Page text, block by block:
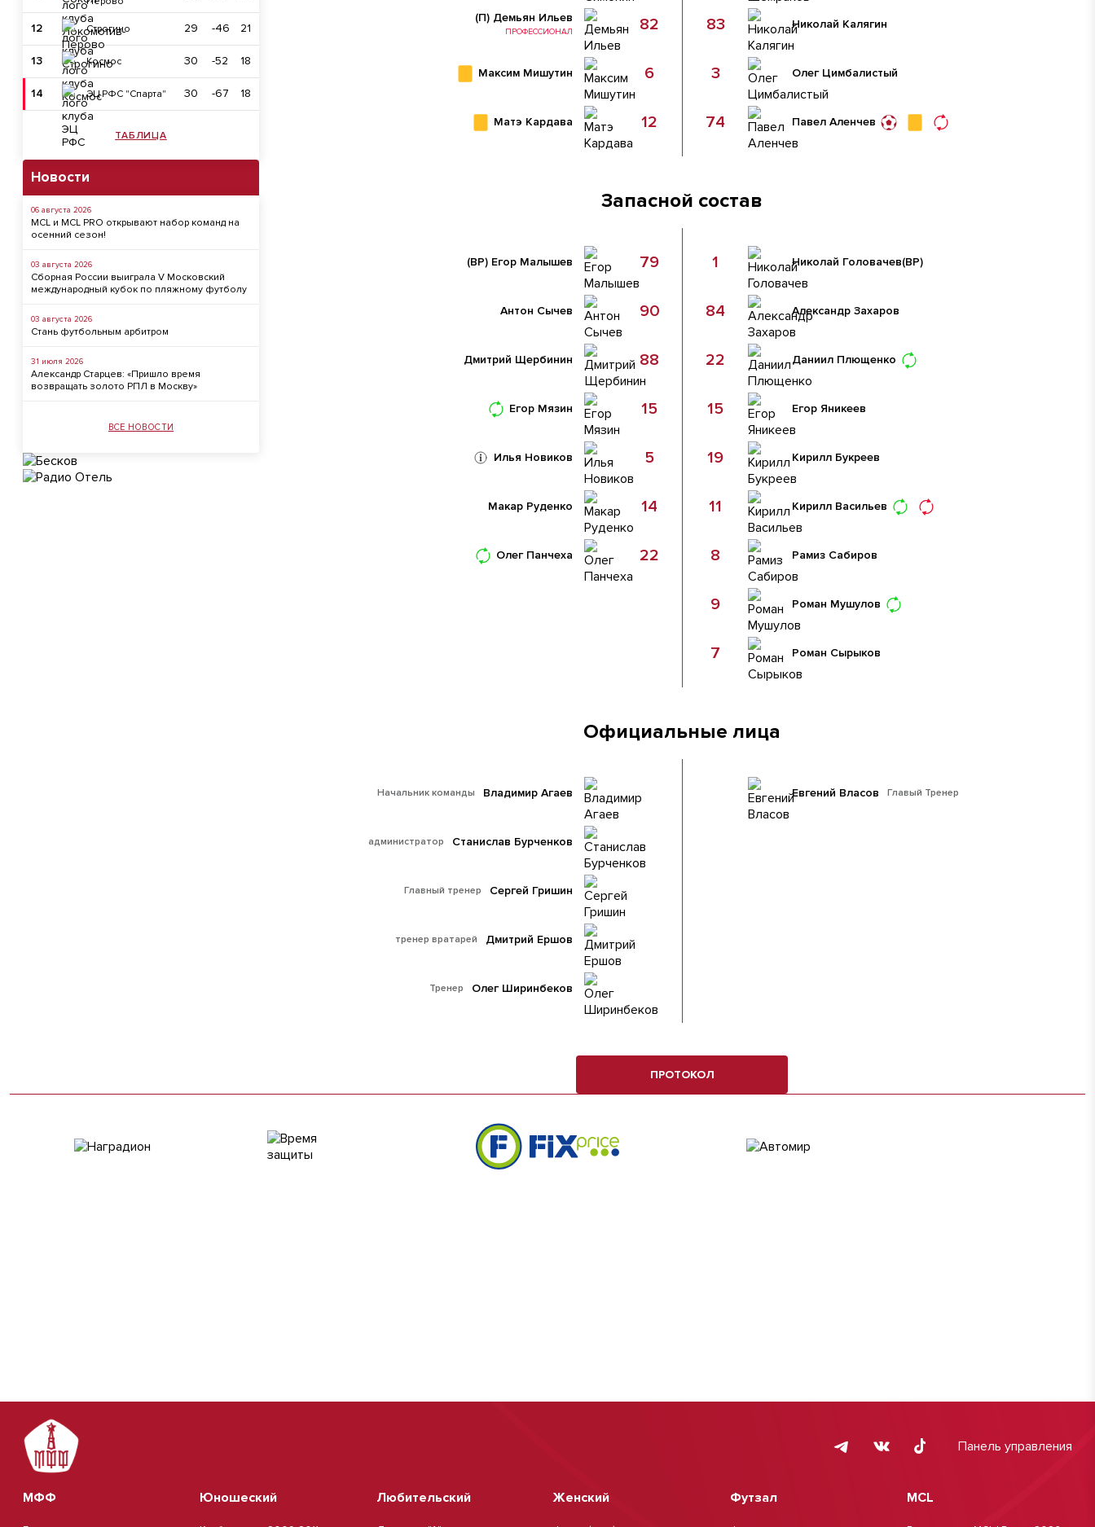
12 Строгино 29 -46 21
13 Космос 30 -52 18
14 ЭЦ РФС "Спарта" 30 -67 18
ТАБЛИЦА
Новости
06 августа 2026
MCL и MCL PRO открывают набор команд на
осенний сезон!
03 августа 2026
Сборная России выиграла V Московский
международный кубок по пляжному футболу
03 августа 2026
Стань футбольным арбитром
31 июля 2026
Александр Старцев: «Пришло время
возвращать золото РПЛ в Москву»
ВСЕ НОВОСТИ
Демьян Ильев
(П)
ПРОФЕССИОНАЛ 82
Максим Мишутин 6
Матэ Кардава 12
Николай Калягин
83
Олег Цимбалистый
3
Павел Аленчев
74
Запасной состав
Егор Малышев
(ВР) 79
Антон Сычев 90
Дмитрий Щербинин 88
Егор Мязин 15
Илья Новиков 5
Макар Руденко 14
Олег Панчеха 22
Николай Головачев(ВР)
1
Александр Захаров
84
Даниил Плющенко
22
Егор Яникеев
15
Кирилл Букреев
19
Кирилл Васильев
11
Рамиз Сабиров
8
Роман Мушулов
9
Роман Сырыков
7
Официальные лица
Начальник команды Владимир Агаев
администратор Станислав Бурченков
Главный тренер Сергей Гришин
тренер вратарей Дмитрий Ершов
Тренер Олег Ширинбеков
Главый Тренер
Евгений Власов
ПРОТОКОЛ
Панель управления
МФФ Юношеский Любительский Женский Футзал MCL